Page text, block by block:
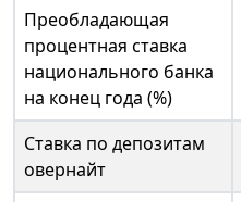
Преобладающая
процентная ставка
национального банка
на конец года (%)
Ставка по депозитам
овернайт